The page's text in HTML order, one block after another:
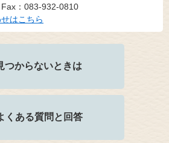
Fax：083-932-0810
はこちら
つからないときは
くある質問と回答